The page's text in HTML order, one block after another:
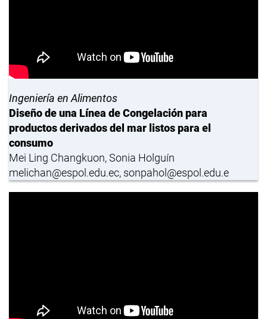
Ingeniería en Alimentos
Diseño de una Línea de Congelación para
productos derivados del mar listos para el
consumo
Mei Ling Changkuon, Sonia Holguín
melichan@espol.edu.ec, sonpahol@espol.edu.e